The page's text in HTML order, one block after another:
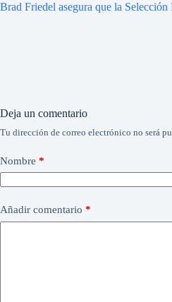
Brad Friedel asegura que la
Deja un comentario
Tu dirección de correo electrónico no será
Nombre *
Añadir comentario *